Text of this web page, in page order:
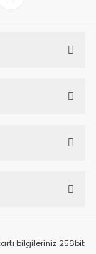
kartı bilgileriniz 256bit